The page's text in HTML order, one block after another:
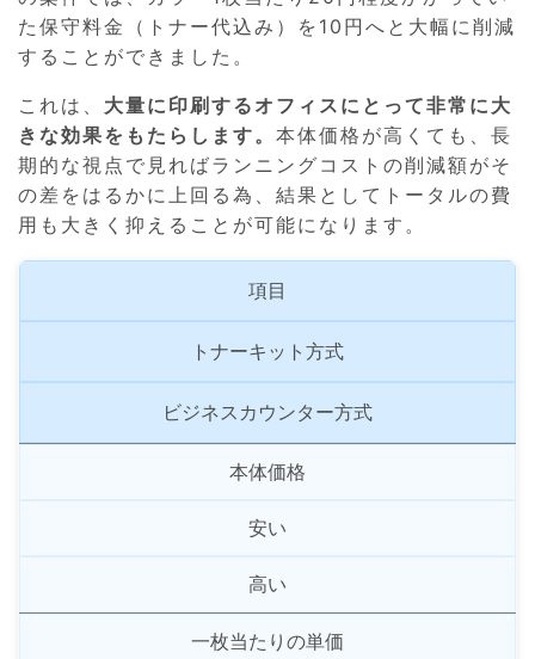
た保守料金（トナー代込み）を10円へと大幅に削減
することができました。
これは、 大量に印刷するオフィスにとって非常に大
きな効果をもたらします。 本体価格が高くても、長
期的な視点で見ればランニングコストの削減額がそ
の差をはるかに上回る為、結果としてトータルの費
用も大きく抑えることが可能になります。
項目
トナーキット方式
ビジネスカウンター方式
本体価格
安い
高い
一枚当たりの単価